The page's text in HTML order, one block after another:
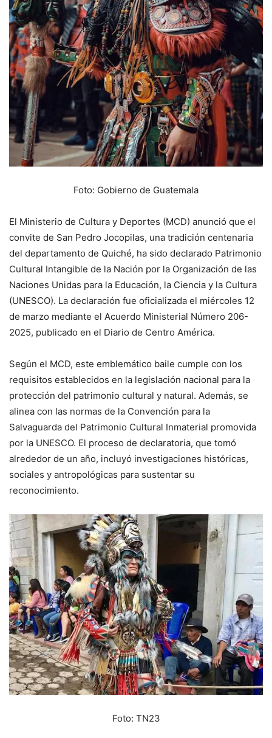
Foto: Gobierno de Guatemala
El Ministerio de Cultura y Deportes (MCD) anunció que el
convite de San Pedro Jocopilas, una tradición centenaria
del departamento de Quiché, ha sido declarado Patrimonio
Cultural Intangible de la Nación por la Organización de las
Naciones Unidas para la Educación, la Ciencia y la Cultura
(UNESCO). La declaración fue oficializada el miércoles 12
de marzo mediante el Acuerdo Ministerial Número 206-
2025, publicado en el Diario de Centro América.
Según el MCD, este emblemático baile cumple con los
requisitos establecidos en la legislación nacional para la
protección del patrimonio cultural y natural. Además, se
alinea con las normas de la Convención para la
Salvaguarda del Patrimonio Cultural Inmaterial promovida
por la UNESCO. El proceso de declaratoria, que tomó
alrededor de un año, incluyó investigaciones históricas,
sociales y antropológicas para sustentar su
reconocimiento.
Foto: TN23